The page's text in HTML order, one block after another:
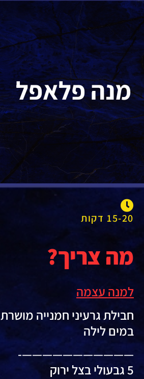
מנה פלאפל
15-20 דקות
מה צריך?
למנה עצמה
חבילת גרעיני חמנייה מושרת
במים לילה
———————————-
5 גבעולי בצל ירוק